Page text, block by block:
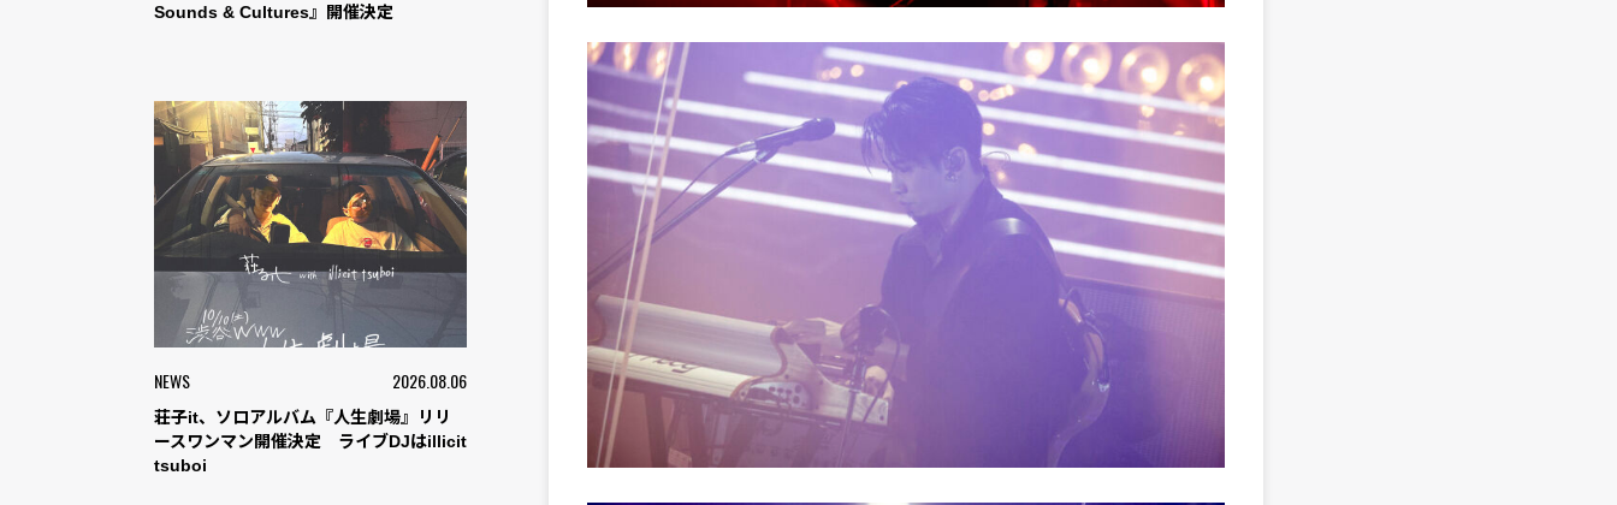
Sounds & Cultures』開催決定
NEWS 2026.08.06
荘子it、ソロアルバム『人生劇場』リリ
ースワンマン開催決定 ライブDJはillicit
tsuboi